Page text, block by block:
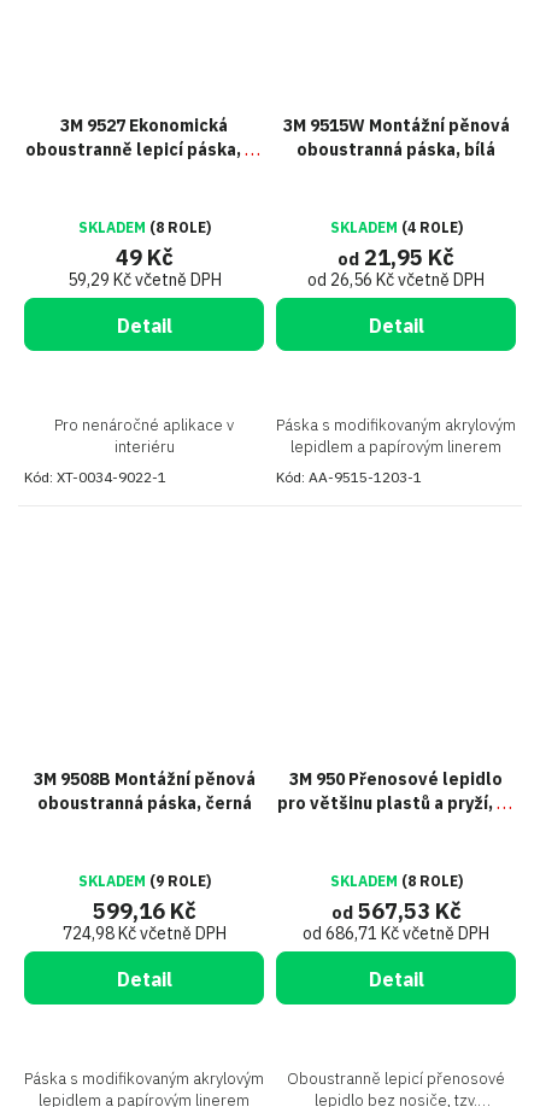
3M 9527 Ekonomická
oboustranně lepicí páska, tl.
SKLADEM (8 ROLE)
59,29 Kč včetně DPH
49 Kč
Detail
Pro nenáročné aplikace v
interiéru
Kód: XT-0034-9022-1
3M 9515W Montážní pěnová
oboustranná páska, bílá
SKLADEM (4 ROLE)
od 26,56 Kč včetně DPH
od 21,95 Kč
Detail
Páska s modifikovaným akrylovým
lepidlem a papírovým linerem
Kód: AA-9515-1203-1
3M 9508B Montážní pěnová
oboustranná páska, černá
SKLADEM (9 ROLE)
724,98 Kč včetně DPH
599,16 Kč
Detail
Páska s modifikovaným akrylovým
lepidlem a papírovým linerem
3M 950 Přenosové lepidlo
pro většinu plastů a pryží, tl.
SKLADEM (8 ROLE)
od 686,71 Kč včetně DPH
od567,53 Kč
Detail
Oboustranně lepicí přenosové
lepidlo bez nosiče, tzv.